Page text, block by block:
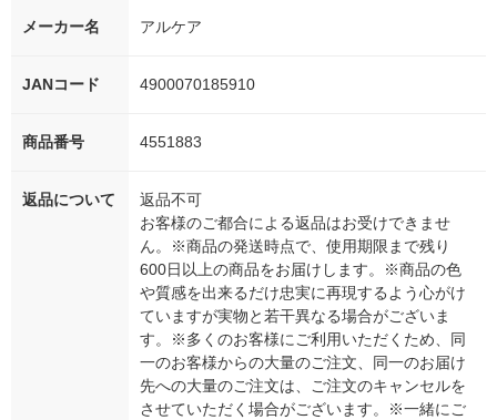
メーカー名 アルケア
JANコード 4900070185910
商品番号 4551883
返品について
返品不可
お客様のご都合による返品はお受けできませ
ん。※商品の発送時点で、使用期限まで残り
600日以上の商品をお届けします。※商品の色
や質感を出来るだけ忠実に再現するよう心がけ
ていますが実物と若干異なる場合がございま
す。※多くのお客様にご利用いただくため、同
一のお客様からの大量のご注文、同一のお届け
先への大量のご注文は、ご注文のキャンセルを
させていただく場合がございます。※一緒にご